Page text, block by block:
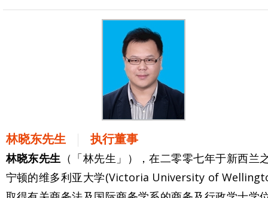
林晓东先生 执行董事
林晓东先生 （「林先生」），在二零零七年于新西兰
宁顿的维多利亚大学(Victoria University of